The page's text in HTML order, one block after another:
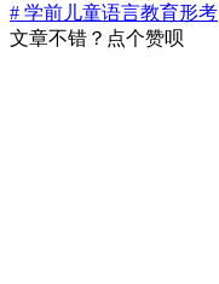
# 学前儿童语言教育形考
文章不错？点个赞呗